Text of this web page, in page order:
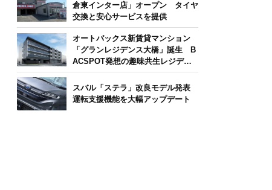
倉東インター店」オープン タイヤ
交換と安心サービスを提供
オートバックス新賃貸マンション
「グランレジデンス大橋」誕生 B
ACSPOT発想の趣味共生レジデン
ス
スバル「ステラ」改良モデル発表
運転支援機能を大幅アップデート